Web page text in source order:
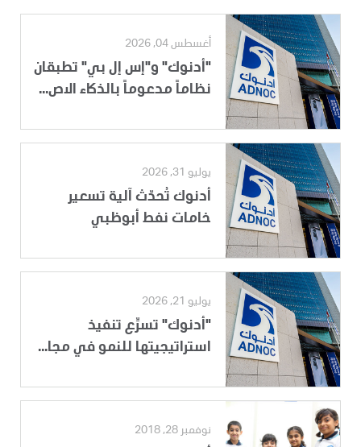
أغسطس 04, 2026
"أدنوك" و"إس إل بي" تطبقان
نظاماً مدعوماً بالذكاء الاص...
يوليو 31, 2026
أدنوك تُحدّث آلية تسعير
خامات نفط أبوظبي
يوليو 21, 2026
"أدنوك" تسرِّع تنفيذ
استراتيجيتها للنمو في مجا...
نوفمبر 28, 2018